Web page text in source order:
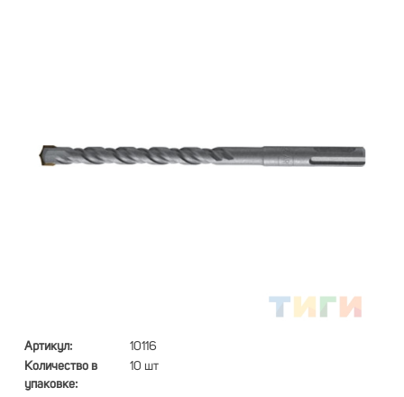
Артикул:
10116
Количество в
упаковке:
10 шт